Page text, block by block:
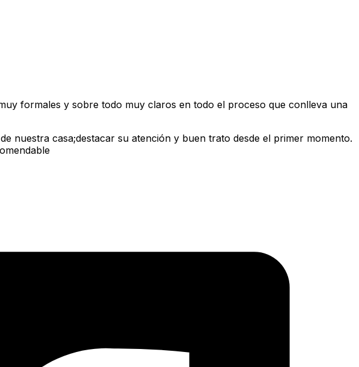
formales y sobre todo muy claros en todo el proceso que conlleva una
nuestra casa;destacar su atención y buen trato desde el primer momento.